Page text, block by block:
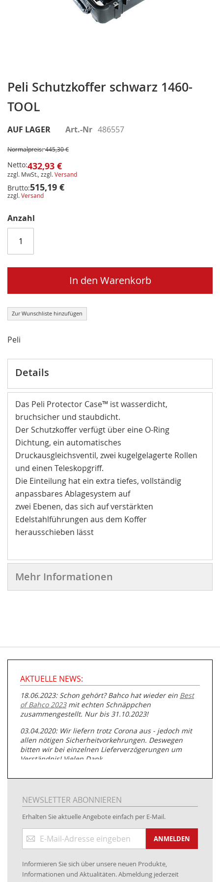
Peli Schutzkoffer schwarz 1460-
TOOL
AUF LAGER Art.-Nr 486557
Normalpreis: 445,30 €
Netto:432,93 €
zzgl. MwSt., zzgl.Versand
Brutto:515,19 €
zzgl.Versand
Anzahl
In den Warenkorb
Zur Wunschliste hinzufügen
Peli
Anfang
der
Bildergalerie
Details
Das Peli Protector Case™ ist wasserdicht,
bruchsicher und staubdicht.
Der Schutzkoffer verfügt über eine O-Ring
Dichtung, ein automatisches
Druckausgleichsventil, zwei kugelgelagerte Rollen
und einen Teleskopgriff.
Die Einteilung hat ein extra tiefes, vollständig
anpassbares Ablagesystem auf
zwei Ebenen, das sich auf verstärkten
Edelstahlführungen aus dem Koffer
herausschieben lässt
Mehr Informationen
AKTUELLE NEWS:
18.06.2023: Schon gehört? Bahco hat wieder ein Best
of Bahco 2023mit echten Schnäppchen
zusammengestellt. Nur bis 31.10.2023!
03.04.2020: Wir liefern trotz Corona aus - jedoch mit
allen nötigen Sicherheitvorkehrungen. Deswegen
bitten wir bei einzelnen Lieferverzögerungen um
Verständnis! Vielen Dank.
05.07.2019: Neuester Zugang zu unserer
Rohrbearbeitung
01.06.2019: Individuell
bedruckte Kabeltrommeln
www.kabeltrommeln-versand.de/Kabelbedruckung
04.11.2018: Überarbeitung der Corporate Identity (CI)
16.01.2017:JETZT NEU- Visa & MasterCard (inkl.
NEWSLETTER ABONNIEREN
Erhalten Sie aktuelle Angebote einfach per E-Mail.
zum
ANMELDEN
Informieren Sie sich über unsere neuen Produkte,
Informationen und Aktualitäten. Abmeldung jederzeit